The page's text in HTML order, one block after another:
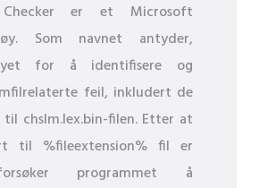
er et Microsoft
Som navnet antyder,
for å identifisere og
feil, inkludert de
chslm.lex.bin-filen. Etter at
til %fileextension% fil er
programmet å